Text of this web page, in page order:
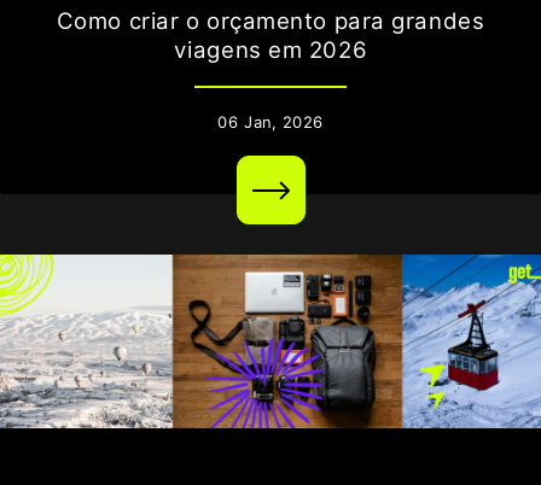
Como criar o orçamento para grandes
viagens em 2026
06 Jan, 2026